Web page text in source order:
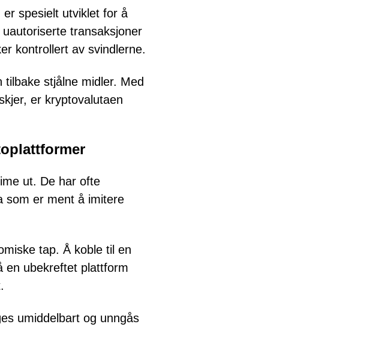
spesielt utviklet for å
transaksjoner
kontrollert av svindlerne.
stjålne midler. Med
er kryptovalutaen
ut. De har ofte
som er ment å imitere
tap. Å koble til en
en ubekreftet plattform
umiddelbart og unngås